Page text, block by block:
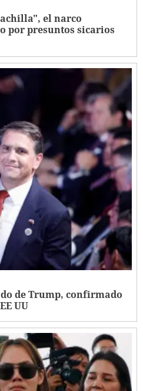
el narco
por presuntos sicarios
de Trump, confirmado
UU